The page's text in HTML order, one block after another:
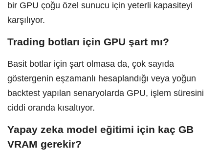
bir GPU çoğu özel sunucu için yeterli kapasiteyi
karşılıyor.
Trading botları için GPU şart mı?
Basit botlar için şart olmasa da, çok sayıda
göstergenin eşzamanlı hesaplandığı veya yoğun
backtest yapılan senaryolarda GPU, işlem süresini
ciddi oranda kısaltıyor.
Yapay zeka model eğitimi için kaç GB
VRAM gerekir?